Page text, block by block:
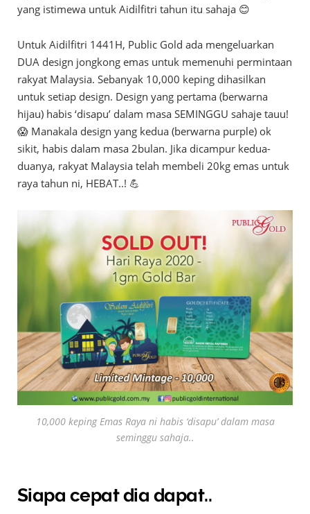
yang istimewa untuk Aidilfitri tahun itu sahaja 😊
Untuk Aidilfitri 1441H, Public Gold ada mengeluarkan
DUA design jongkong emas untuk memenuhi permintaan
rakyat Malaysia. Sebanyak 10,000 keping dihasilkan
untuk setiap design. Design yang pertama (berwarna
hijau) habis ‘disapu’ dalam masa SEMINGGU sahaje tauu!
😱 Manakala design yang kedua (berwarna purple) ok
sikit, habis dalam masa 2bulan. Jika dicampur kedua-
duanya, rakyat Malaysia telah membeli 20kg emas untuk
raya tahun ni, HEBAT..! 💪
10,000 keping Emas Raya ni habis ‘disapu’ dalam masa
seminggu sahaja..
Siapa cepat dia dapat..